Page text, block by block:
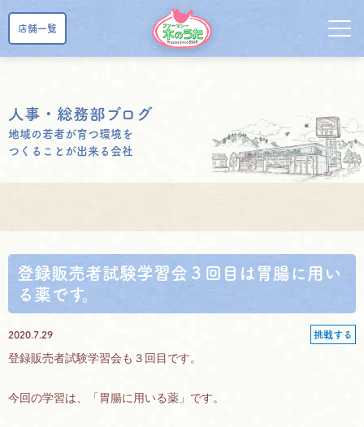
店舗一覧
人事・総務部ブログ
地域の若者が育つ環境を
つくることが出来る会社
登録販売者試験学習会３回目は胃腸に用い
る薬です。
2020.7.29 挑戦する
登録販売者試験学習会も３回目です。
今回の学習は、「胃腸に用いる薬」です。